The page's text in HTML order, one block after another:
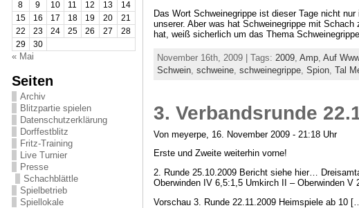
8
9 10 11 12 13
14
15
16 17 18 19 20
21
22
23 24 25 26 27
28
29
30
« Mai
Seiten
Archiv
Blitzpartie spielen
Datenschutzerklärung
Dorffestblitz
Fritz-Training
Live Turnier
Presse
Schachblättle
Spielbetrieb
Spiellokale
Das Wort Schweinegrippe ist dieser Tage nicht
unserer. Aber was hat Schweinegrippe mit
hat, weiß sicherlich um das Thema
November 16th, 2009 | Tags: 2009, Amp, Auf Www
Schwein, schweine, schweinegrippe, Spion, Tal
3. Verbandsrunde
Von meyerpe, 16. November 2009 - 21:18 Uhr
Erste und Zweite weiterhin vorne!
2. Runde 25.10.2009 Bericht siehe hier…
Oberwinden IV 6,5:1,5 Umkirch II – Oberwinden
Vorschau 3. Runde 22.11.2009 Heimspiele ab 10